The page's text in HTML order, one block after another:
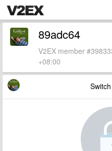
89adc64
V2EX member
+08:00